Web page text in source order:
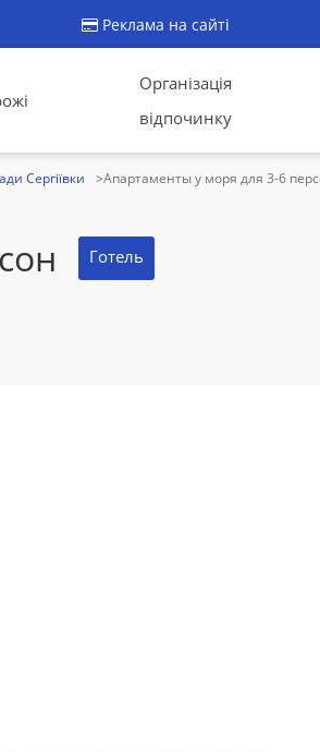
Реклама на сайті
Організація
відпочинку
Сергіївки Апартаменты у моря для 3-6
Готель